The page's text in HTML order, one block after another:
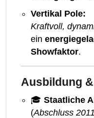
Vertikal Pole:
Kraftvoll,
ein
Showfaktor.
Ausbildung
🎓 Staatliche
(Abschluss 2011